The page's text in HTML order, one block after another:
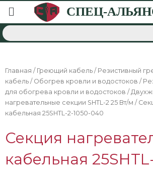
Главная / Греющий кабель / Резистивный
кабель / Обогрев кровли и водостоков /
для обогрева кровли и водостоков /
нагревательные секции SHTL-2 25 Вт/м /
кабельная 25SHTL-2-1050-040
Секция
кабельная